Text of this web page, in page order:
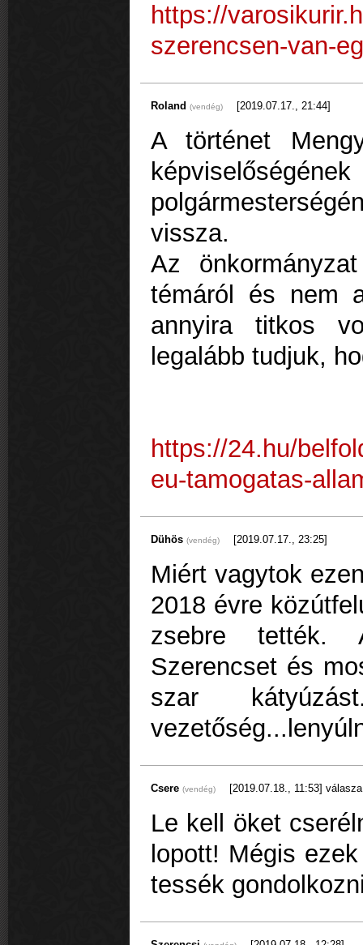
https://
szerencsen-van-
Roland (vendég) [2019.07.17., 21:44]
A történet
vissza.
Az
témáról és nem
annyira titkos
legalább tudjuk,
https://24.hu/
eu-tamogatas-
Dühös (vendég) [2019.07.17., 23:25]
Miért vagytok
2018 évre
zsebre tették.
Szerencset és
szar
Csere (vendég) [2019.07.18., 11:53]
Le kell öket
lopott! Mégis
tessék